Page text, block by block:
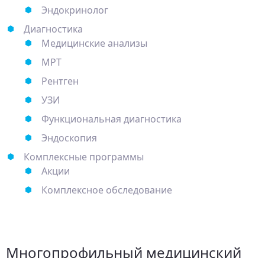
Эндокринолог
Диагностика
Медицинские анализы
МРТ
Рентген
УЗИ
Функциональная диагностика
Эндоскопия
Комплексные программы
Акции
Комплексное обследование
Многопрофильный медицинский